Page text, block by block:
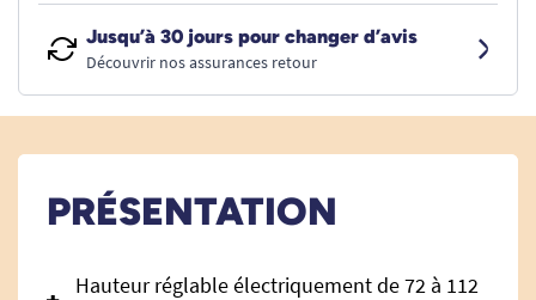
Jusqu’à 30 jours pour changer d’avis
Découvrir nos assurances retour
PRÉSENTATION
Hauteur réglable électriquement de 72 à 112